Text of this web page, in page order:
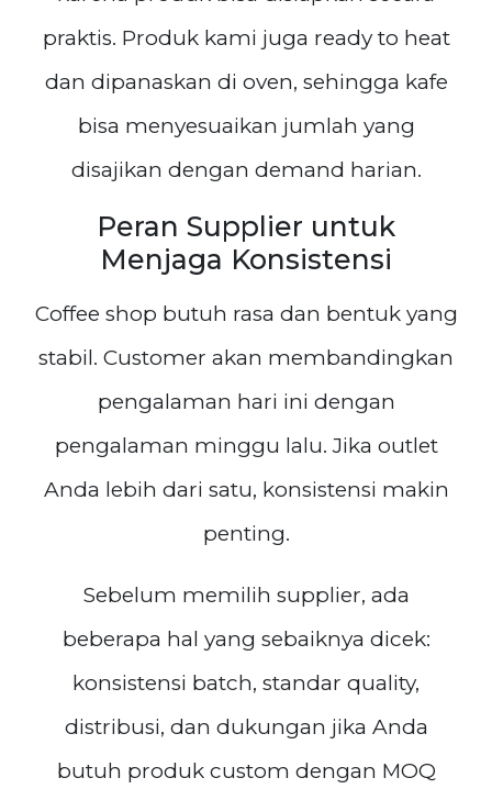
praktis. Produk kami juga ready to heat
dan dipanaskan di oven, sehingga kafe
bisa menyesuaikan jumlah yang
disajikan dengan demand harian.
Peran Supplier untuk
Menjaga Konsistensi
Coffee shop butuh rasa dan bentuk yang
stabil. Customer akan membandingkan
pengalaman hari ini dengan
pengalaman minggu lalu. Jika outlet
Anda lebih dari satu, konsistensi makin
penting.
Sebelum memilih supplier, ada
beberapa hal yang sebaiknya dicek:
konsistensi batch, standar quality,
distribusi, dan dukungan jika Anda
butuh produk custom dengan MOQ